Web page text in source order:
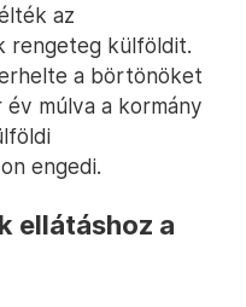
az
rengeteg külföldit.
a börtönöket
múlva a kormány
engedi.
ellátáshoz a